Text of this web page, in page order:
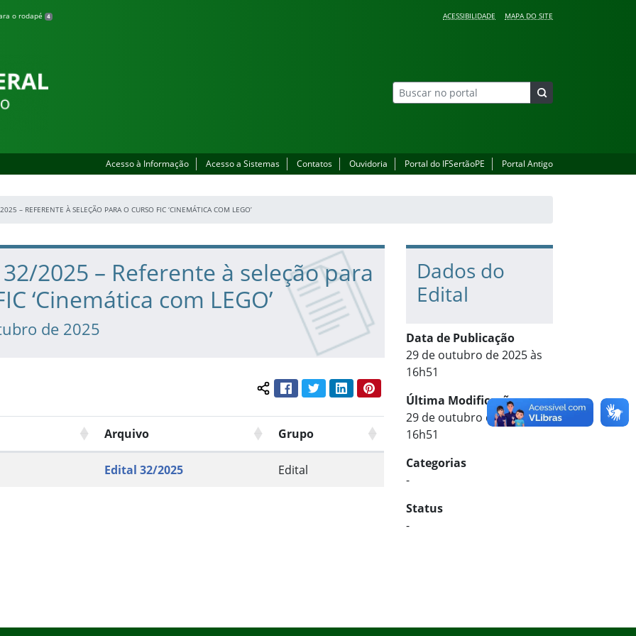
o rodapé 4 ACESSIBILIDADE MAPA DO SITE
Acesso à Informação Acesso a Sistemas Contatos Ouvidoria Portal do IFSertãoPE Portal Antigo
– REFERENTE À SELEÇÃO PARA O CURSO FIC ‘CINEMÁTICA COM LEGO’
32/2025 – Referente à seleção para
‘Cinemática com LEGO’
de 2025
Compartilhar conteúdo:
FacebookTwitterLinkedInPinterest
Arquivo Grupo
Edital 32/2025 Edital
Dados do
Edital
Data de Publicação
29 de outubro de 2025 às
16h51
Última Modificação
29 de outubro de 2025 às
16h51
Categorias
-
Status
-